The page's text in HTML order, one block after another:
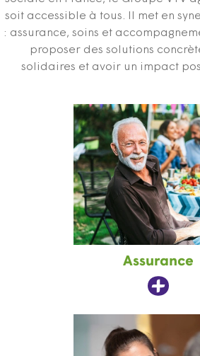
soit accessible à tous. Il met en
: assurance, soins et
proposer des solutions
solidaires et avoir un impact
Assurance